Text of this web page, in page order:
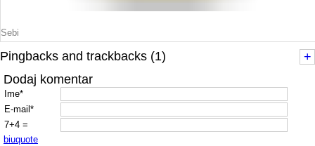
Sebi
Pingbacks and trackbacks (1)
+
Dodaj komentar
Ime*
E-mail*
7+4 =
biuquote